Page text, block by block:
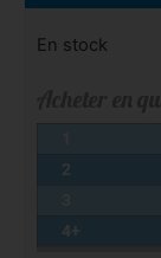
En stock
2
4+